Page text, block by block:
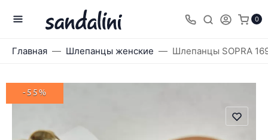
0
Главная Шлепанцы женские Шлепанцы SOPRA
-55%